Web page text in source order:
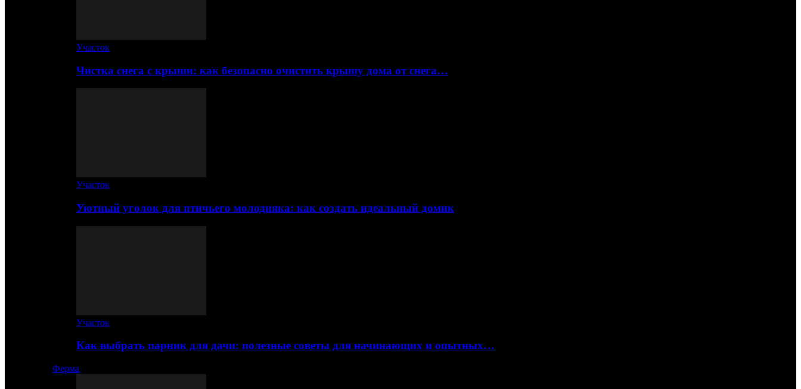
Участок
Чистка снега с крыши: как безопасно очистить крышу дома от снега…
Участок
Уютный уголок для птичьего молодняка: как создать идеальный домик
Участок
Как выбрать парник для дачи: полезные советы для начинающих и опытных…
Ферма